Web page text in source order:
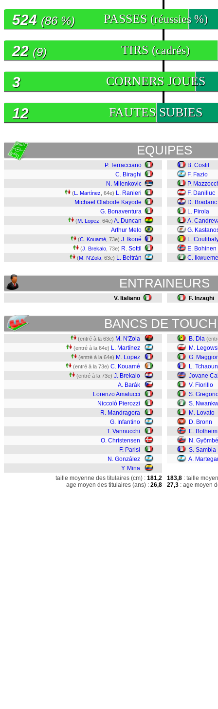
PASSES (réussies %)
524 (86 %)
TIRS (cadrés)
22 (9)
CORNERS JOUES
3
FAUTES SUBIES
12
EQUIPES
P. Terracciano
C. Biraghi
N. Milenkovic
(L. Martínez , 64e) L. Ranieri
Michael Olabode Kayode
G. Bonaventura
(M. Lopez , 64e) A. Duncan
Arthur Melo
(C. Kouamé , 73e) J. Ikoné
(J. Brekalo , 73e) R. Sottil
(M. N'Zola , 63e) L. Beltrán
B. Costil
F. Fazio
P.
F. Daniliuc
D. Bradaric
L. Pirola
A.
G.
L.
E. Bohinen
C.
ENTRAINEURS
V. Italiano F. Inzaghi
BANCS DE
(entré à la 63e) M. N'Zola
(entré à la 64e) L. Martínez
(entré à la 64e) M. Lopez
(entré à la 73e) C. Kouamé
(entré à la 73e) J. Brekalo
A. Barák
Lorenzo Amatucci
Niccolò Pierozzi
R. Mandragora
G. Infantino
T. Vannucchi
O. Christensen
F. Parisi
N. González
Y. Mina
B. Dia
M.
G.
L.
Jovane
V. Fiorillo
S.
S.
M. Lovato
D. Bronn
E. Botheim
N.
S. Sambia
A.
taille moyenne des titulaires (cm) : 181,2
age moyen des titulaires (ans) : 26,8
183,8 : taille
27,3 : age moyen